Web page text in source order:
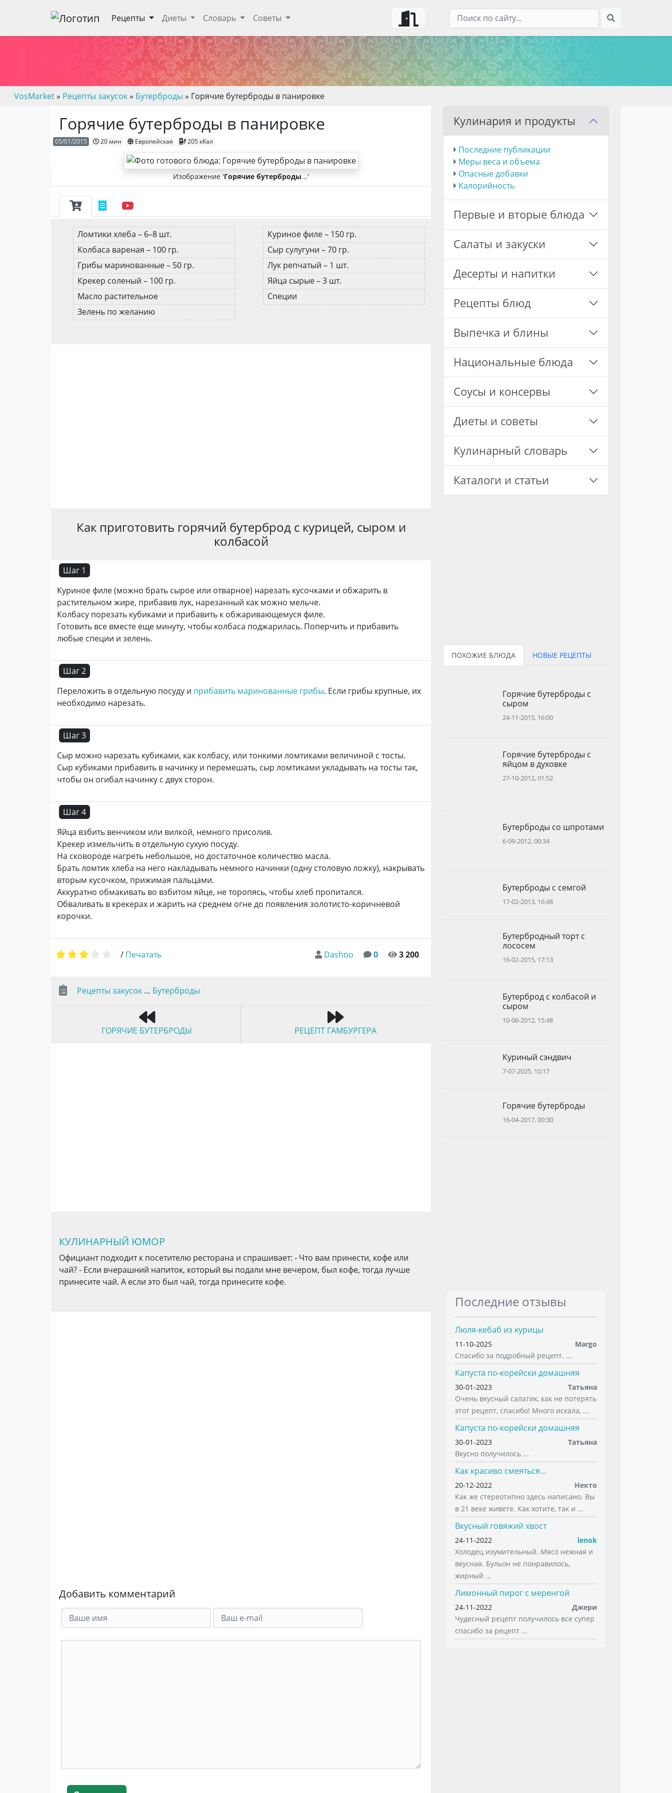
Рецепты Диеты Словарь Советы
VosMarket» Рецепты закусок» Бутерброды » Горячие бутерброды в панировке
Горячие бутерброды в панировке
05/01/2015 20 мин Европейская 205 кКал
Изображение 'Горячие бутерброды...'
Ломтики хлеба – 6–8 шт.
Колбаса вареная – 100 гр.
Грибы маринованные – 50 гр.
Крекер соленый – 100 гр.
Масло растительное
Зелень по желанию
Куриное филе – 150 гр.
Сыр сулугуни – 70 гр.
Лук репчатый – 1 шт.
Яйца сырые – 3 шт.
Специи
Как приготовить горячий бутерброд с курицей, сыром и
колбасой
Шаг 1
Куриное филе (можно брать сырое или отварное) нарезать кусочками и обжарить в
растительном жире, прибавив лук, нарезанный как можно мельче.
Колбасу порезать кубиками и прибавить к обжаривающемуся филе.
Готовить все вместе еще минуту, чтобы колбаса поджарилась. Поперчить и прибавить
любые специи и зелень.
Шаг 2
Переложить в отдельную посуду и прибавить маринованные грибы. Если грибы крупные, их
необходимо нарезать.
Шаг 3
Сыр можно нарезать кубиками, как колбасу, или тонкими ломтиками величиной с тосты.
Сыр кубиками прибавить в начинку и перемешать, сыр ломтиками укладывать на тосты так,
чтобы он огибал начинку с двух сторон.
Шаг 4
Яйца взбить венчиком или вилкой, немного присолив.
Крекер измельчить в отдельную сухую посуду.
На сковороде нагреть небольшое, но достаточное количество масла.
Брать ломтик хлеба на него накладывать немного начинки (одну столовую ложку), накрывать
вторым кусочком, прижимая пальцами.
Аккуратно обмакивать во взбитом яйце, не торопясь, чтобы хлеб пропитался.
Обваливать в крекерах и жарить на среднем огне до появления золотисто-коричневой
корочки.
Dashoo 0 3 200
/ Печатать
Рецепты закусок … Бутерброды
ГОРЯЧИЕ БУТЕРБРОДЫ РЕЦЕПТ ГАМБУРГЕРА
КУЛИНАРНЫЙ ЮМОР
Официант подходит к посетителю ресторана и спрашивает: - Что вам принести, кофе или
чай? - Если вчерашний напиток, который вы подали мне вечером, был кофе, тогда лучше
принесите чай. А если это был чай, тогда принесите кофе.
Добавить комментарий
Кулинария и продукты
Последние публикации
Меры веса и объема
Опасные добавки
Калорийность
Первые и вторые блюда
Салаты и закуски
Десерты и напитки
Рецепты блюд
Выпечка и блины
Национальные блюда
Соусы и консервы
Диеты и советы
Кулинарный словарь
Каталоги и статьи
ПОХОЖИЕ БЛЮДА НОВЫЕ РЕЦЕПТЫ
Горячие бутерброды с
сыром
24-11-2015, 16:00
Горячие бутерброды с
яйцом в духовке
27-10-2012, 01:52
Бутерброды со шпротами
6-09-2012, 00:34
Бутерброды с семгой
17-02-2013, 16:48
Бутербродный торт с
лососем
16-02-2015, 17:13
Бутерброд с колбасой и
сыром
10-06-2012, 15:48
Куриный сэндвич
7-07-2025, 10:17
Горячие бутерброды
16-04-2017, 00:30
Последние отзывы
Люля-кебаб из курицы
11-10-2025
Margo
Спасибо за подробный рецепт. ...
Капуста по-корейски домашняя
30-01-2023
Татьяна
Очень вкусный салатик, как не потерять
этот рецепт, спасибо! Много искала, ...
Капуста по-корейски домашняя
30-01-2023
Татьяна
Вкусно получилось ...
Как красиво смеяться...
20-12-2022
Некто
Как же стереотипно здесь написано. Вы
в 21 веке живете. Как хотите, так и ...
Вкусный говяжий хвост
24-11-2022
lenok
Холодец изумительный. Мясо нежная и
вкусная. Бульон не понравилось,
жирный ...
Лимонный пирог с меренгой
24-11-2022
Джери
Чудесный рецепт получилось все супер
спасибо за рецепт ...